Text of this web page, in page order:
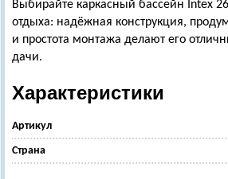
Выбирайте каркасный бассейн Intex
отдыха: надёжная конструкция,
и простота монтажа делают его
дачи.
Характеристики
Артикул
Страна